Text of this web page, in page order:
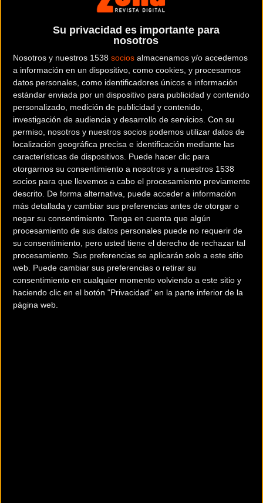
Su privacidad es importante para
nosotros
Nosotros y nuestros 1538 socios almacenamos y/o accedemos
a información en un dispositivo, como cookies, y procesamos
datos personales, como identificadores únicos e información
estándar enviada por un dispositivo para publicidad y contenido
personalizado, medición de publicidad y contenido,
investigación de audiencia y desarrollo de servicios. Con su
permiso, nosotros y nuestros socios podemos utilizar datos de
localización geográfica precisa e identificación mediante las
características de dispositivos. Puede hacer clic para
otorgarnos su consentimiento a nosotros y a nuestros 1538
socios para que llevemos a cabo el procesamiento previamente
descrito. De forma alternativa, puede acceder a información
más detallada y cambiar sus preferencias antes de otorgar o
negar su consentimiento. Tenga en cuenta que algún
procesamiento de sus datos personales puede no requerir de
su consentimiento, pero usted tiene el derecho de rechazar tal
procesamiento. Sus preferencias se aplicarán solo a este sitio
web. Puede cambiar sus preferencias o retirar su
consentimiento en cualquier momento volviendo a este sitio y
haciendo clic en el botón "Privacidad" en la parte inferior de la
página web.
marcas son Gost y Haibike
Dónde se encuentra
GRANOLLERS (Barcelona). España
Contactar con la entidad
938604530
RRSS de la entidad